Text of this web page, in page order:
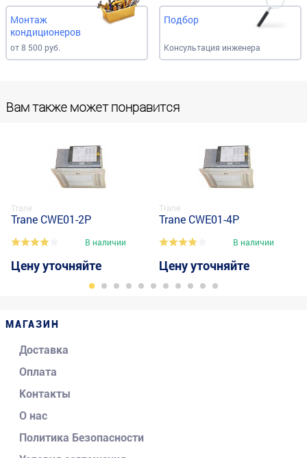
Монтаж
кондиционеров
от 8 500 руб.
Подбор
Консультация инженера
Вам также может понравится
Trane
Trane CWE01-2P
В наличии
Цену уточняйте
Trane
Trane CWE01-4P
В наличии
Цену уточняйте
МАГАЗИН
Доставка
Оплата
Контакты
О нас
Политика Безопасности